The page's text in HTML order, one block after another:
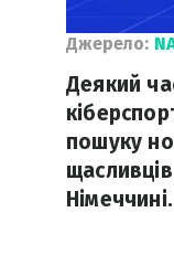
Джерело:
Деякий
пошуку